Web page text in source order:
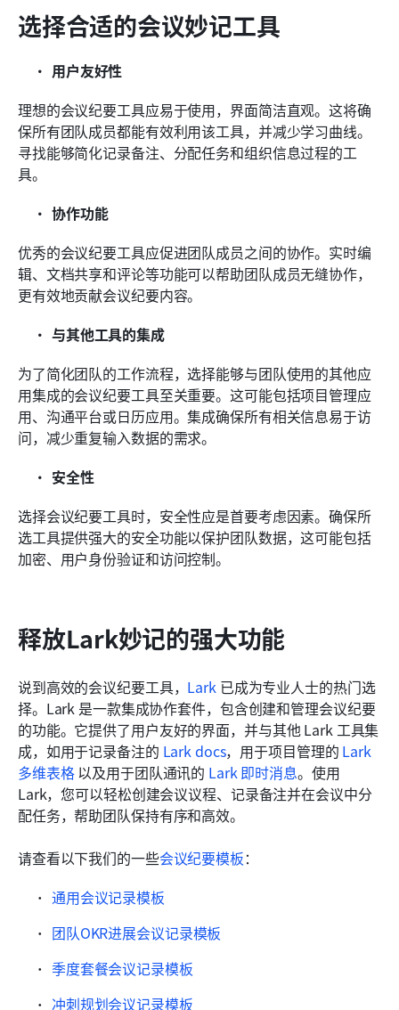
选择合适的会议妙记工具
用户友好性
理想的会议纪要工具应易于使用，界面简洁直观。这将确
保所有团队成员都能有效利用该工具，并减少学习曲线。
寻找能够简化记录备注、分配任务和组织信息过程的工
具。
协作功能
优秀的会议纪要工具应促进团队成员之间的协作。实时编
辑、文档共享和评论等功能可以帮助团队成员无缝协作，
更有效地贡献会议纪要内容。
与其他工具的集成
为了简化团队的工作流程，选择能够与团队使用的其他应
用集成的会议纪要工具至关重要。这可能包括项目管理应
用、沟通平台或日历应用。集成确保所有相关信息易于访
问，减少重复输入数据的需求。
安全性
选择会议纪要工具时，安全性应是首要考虑因素。确保所
选工具提供强大的安全功能以保护团队数据，这可能包括
加密、用户身份验证和访问控制。
释放Lark妙记的强大功能
说到高效的会议纪要工具， Lark 已成为专业人士的热门选
择。Lark 是一款集成协作套件，包含创建和管理会议纪要
的功能。它提供了用户友好的界面，并与其他 Lark 工具集
成，如用于记录备注的 Lark docs，用于项目管理的 Lark
多维表格 以及用于团队通讯的 Lark 即时消息。使用
Lark，您可以轻松创建会议议程、记录备注并在会议中分
配任务，帮助团队保持有序和高效。
请查看以下我们的一些会议纪要模板：
通用会议记录模板
团队OKR进展会议记录模板
季度套餐会议记录模板
冲刺规划会议记录模板